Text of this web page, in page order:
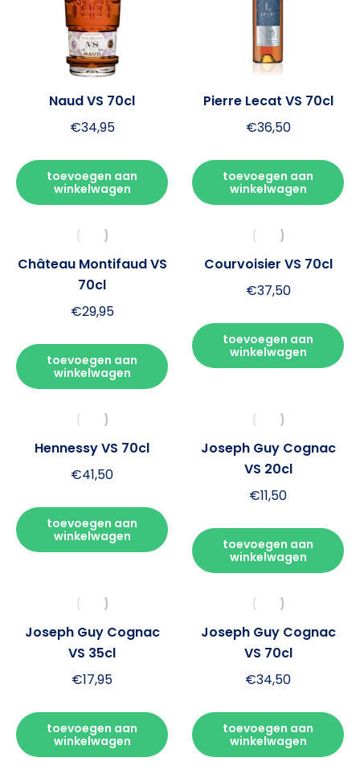
Naud VS 70cl
€34,95
toevoegen aan
winkelwagen
Pierre Lecat VS 70cl
€36,50
toevoegen aan
winkelwagen
Château Montifaud VS
70cl
€29,95
toevoegen aan
winkelwagen
Courvoisier VS 70cl
€37,50
toevoegen aan
winkelwagen
Hennessy VS 70cl
€41,50
toevoegen aan
winkelwagen
Joseph Guy Cognac
VS 20cl
€11,50
toevoegen aan
winkelwagen
Joseph Guy Cognac
VS 35cl
€17,95
toevoegen aan
winkelwagen
Joseph Guy Cognac
VS 70cl
€34,50
toevoegen aan
winkelwagen